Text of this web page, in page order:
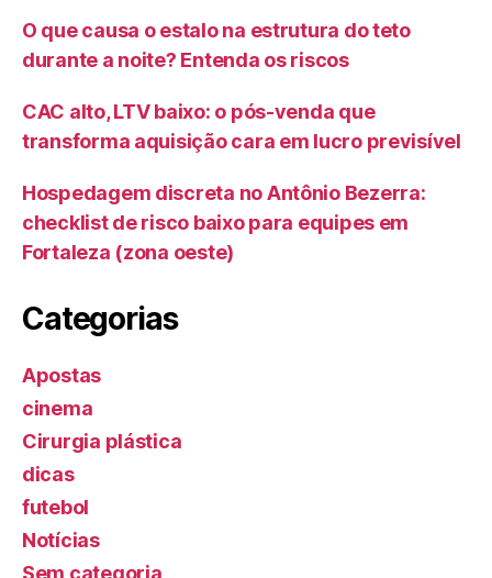
O que causa o estalo na estrutura do teto
durante a noite? Entenda os riscos
CAC alto, LTV baixo: o pós-venda que
transforma aquisição cara em lucro previsível
Hospedagem discreta no Antônio Bezerra:
checklist de risco baixo para equipes em
Fortaleza (zona oeste)
Categorias
Apostas
cinema
Cirurgia plástica
dicas
futebol
Notícias
Sem categoria